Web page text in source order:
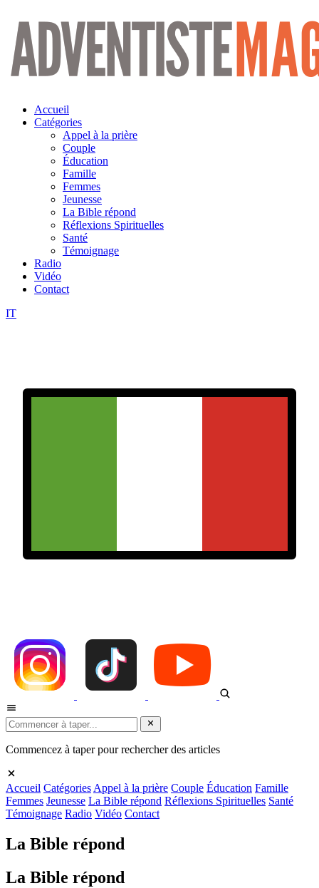
Aller
contenu
Accueil
Catégories
Appel à la prière
Couple
Éducation
Famille
Femmes
Jeunesse
La Bible répond
Réflexions Spirituelles
Santé
Témoignage
Radio
Vidéo
Contact
IT
Commencez à taper pour rechercher des articles
Accueil Catégories Appel à la prière Couple Éducation Famille
Femmes Jeunesse La Bible répond Réflexions Spirituelles Santé
Témoignage Radio Vidéo Contact
La Bible répond
La Bible répond